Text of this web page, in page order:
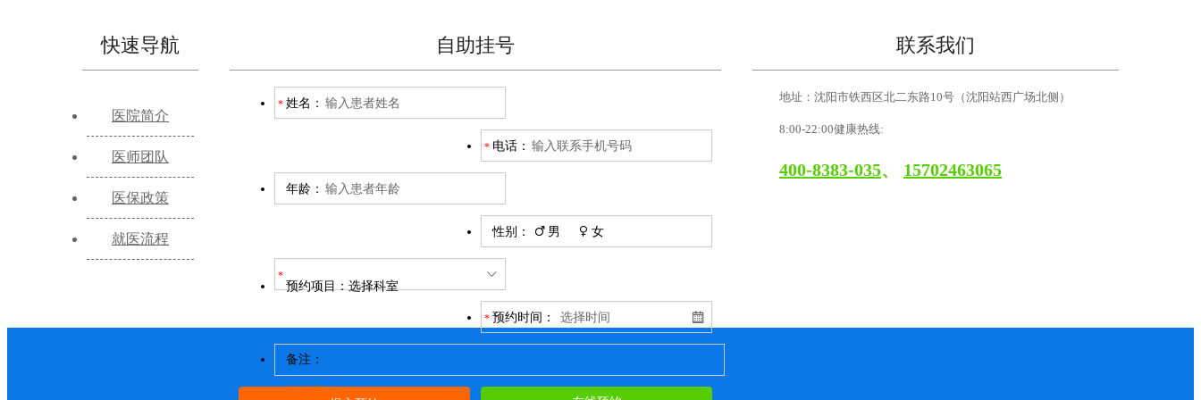
快速导航
医院简介
医师团队
医保政策
就医流程
自助挂号
姓名：
电话：
年龄：
性别： 男 女
预约项目： 选择科室
预约时间：
备注：
联系我们
地址：沈阳市铁西区北二东路10号（沈阳站西广场北侧）
8:00-22:00健康热线:
400-8383-035、 15702463065